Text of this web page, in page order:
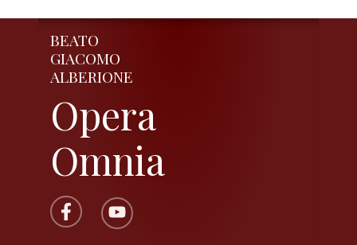
BEATO
GIACOMO
ALBERIONE
Opera
Omnia